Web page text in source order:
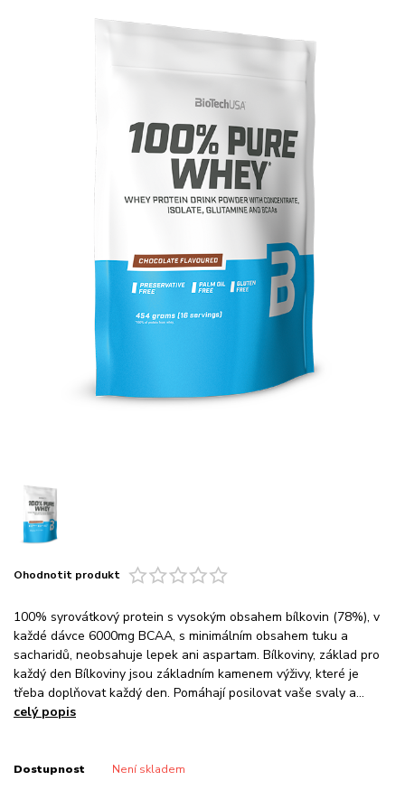
Ohodnotit produkt
100% syrovátkový protein s vysokým obsahem bílkovin (78%), v
každé dávce 6000mg BCAA, s minimálním obsahem tuku a
sacharidů, neobsahuje lepek ani aspartam. Bílkoviny, základ pro
každý den Bílkoviny jsou základním kamenem výživy, které je
třeba doplňovat každý den. Pomáhají posilovat vaše svaly a...
celý popis
Dostupnost Není skladem